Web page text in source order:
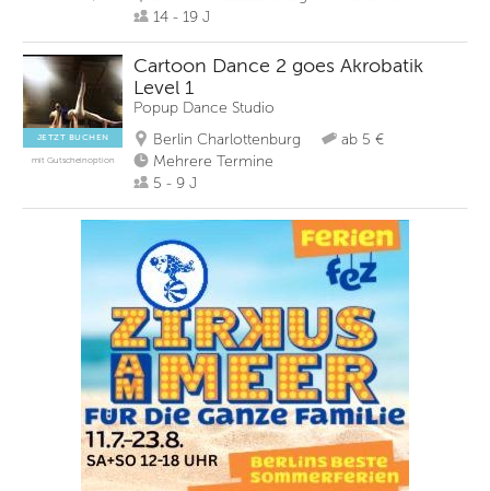
14 - 19 J
JETZT BUCHEN
mit Gutscheinoption
Cartoon Dance 2 goes Akrobatik
Level 1
Popup Dance Studio
Berlin Charlottenburg
ab 5 €
Mehrere Termine
5 - 9 J